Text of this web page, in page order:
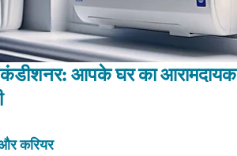
आपके घर का आरामदायक
और करियर